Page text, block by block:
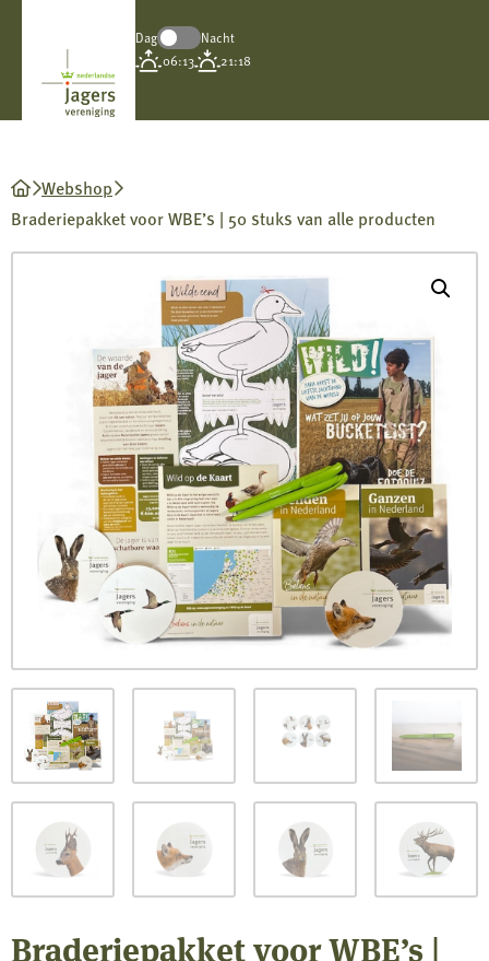
Koninklijke
Nederlandse
Jagersvereniging
Dag
Nacht
06:13
21:18
Webshop
Braderiepakket voor WBE’s | 50 stuks van alle producten
Braderiepakket voor WBE’s |